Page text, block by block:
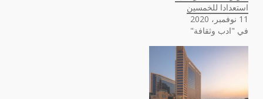
استعدادا للخمسين
11 نوفمبر، 2020
في "ادب وثقافة"